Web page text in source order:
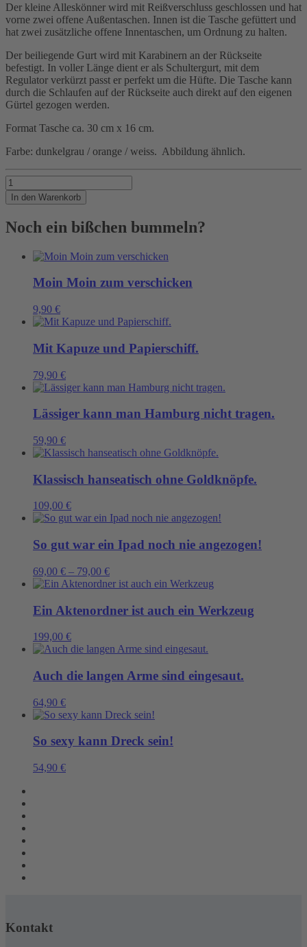
Der kleine Alleskönner wird mit Reißverschluss geschlossen und hat
vorne zwei offene Außentaschen. Innen ist die Tasche gefüttert und
hat zwei zusätzliche offene Innentaschen, um Ordnung zu halten.
Der beiliegende Gurt wird mit Karabinern an der Rückseite
befestigt. In voller Länge dient er als Schultergurt, mit dem
Regulator verkürzt passt er perfekt um die Hüfte. Die Tasche kann
durch die Schlaufen auf der Rückseite auch direkt auf den eigenen
Gürtel gezogen werden.
Format Tasche ca. 30 cm x 16 cm.
Farbe: dunkelgrau / orange / weiss. Abbildung ähnlich.
Der
praktische
Begleiter
nur
Menge
In den Warenkorb
Noch ein bißchen bummeln?
Moin Moin zum verschicken
9,90 €
Mit Kapuze und Papierschiff.
79,90 €
Lässiger kann man Hamburg nicht tragen.
59,90 €
Klassisch hanseatisch ohne Goldknöpfe.
109,00 €
So gut war ein Ipad noch nie angezogen!
69,00 € – 79,00 €
Ein Aktenordner ist auch ein Werkzeug
199,00 €
Auch die langen Arme sind eingesaut.
64,90 €
So sexy kann Dreck sein!
54,90 €
Kontakt